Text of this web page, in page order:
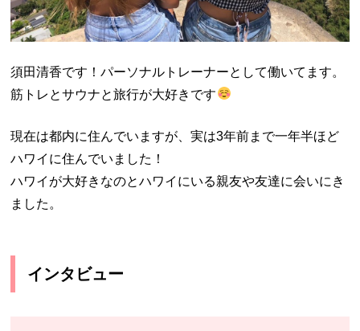
須田清香です！パーソナルトレーナーとして働いてます。
筋トレとサウナと旅行が大好きです
現在は都内に住んでいますが、実は3年前まで一年半ほど
ハワイに住んでいました！
ハワイが大好きなのとハワイにいる親友や友達に会いにき
ました。
インタビュー